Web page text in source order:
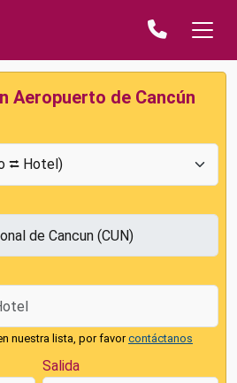
Aeropuerto de Cancún
nuestra lista, por favorcontáctanos
Salida